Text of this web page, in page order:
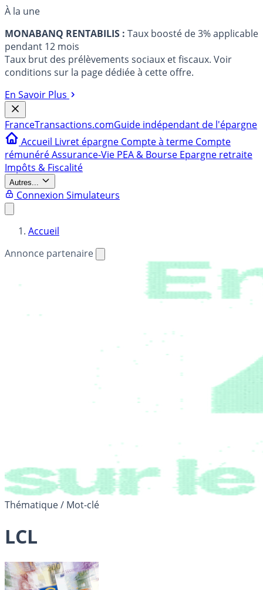
À la une
MONABANQ RENTABILIS : Taux boosté de 3% applicable
pendant 12 mois
Taux brut des prélèvements sociaux et fiscaux. Voir
conditions sur la page dédiée à cette offre.
En Savoir Plus
FranceTransactions.comGuide indépendant de l'épargne
Accueil Livret épargne Compte à terme Compte
rémunéréAssurance-Vie PEA & Bourse Epargne retraite
Impôts & Fiscalité
Autres...
Connexion Simulateurs
Accueil
Annonce partenaire
Thématique / Mot-clé
LCL